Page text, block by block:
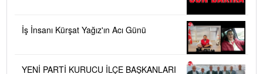
İş İnsanı Kürşat Yağız'ın Acı Günü
YENİ PARTİ KURUCU İLÇE BAŞKANLARI